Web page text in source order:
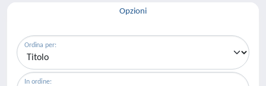
Opzioni
Ordina per:
In ordine: